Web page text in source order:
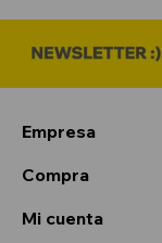
Empresa
Compra
Mi cuenta